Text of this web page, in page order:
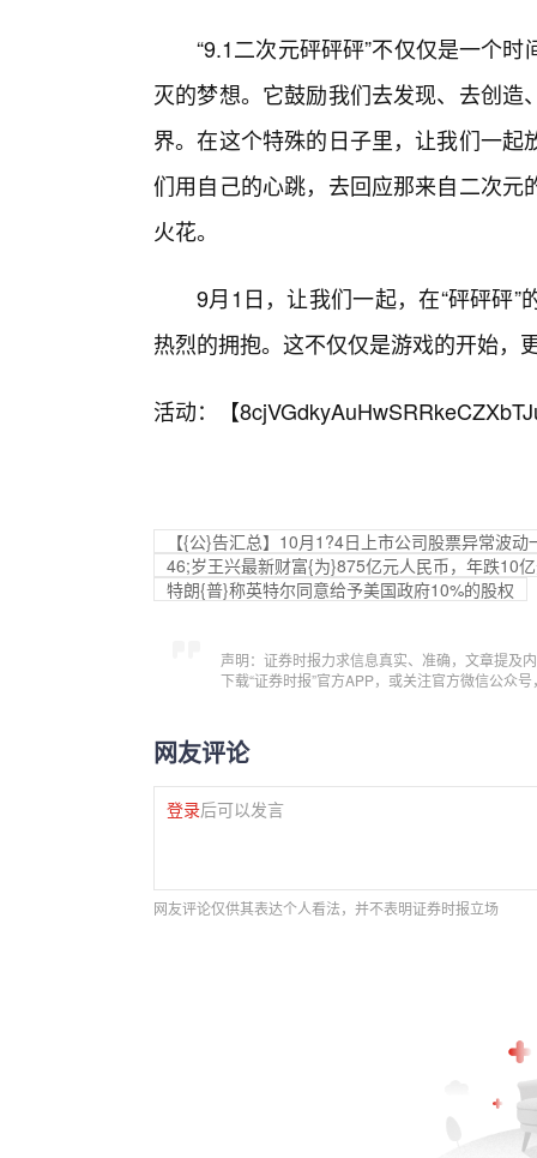
“9.1二次元砰砰砰”不仅仅是一个
灭的梦想。它鼓励我们去发现、去创
界。在这个特殊的日子里，让我们一
们用自己的心跳，去回应那来自二次
火花。
9月1日，让我们一起，在“砰砰砰
热烈的拥抱。这不仅仅是游戏的开始，
活动：【
【{公}告汇总】10月1?4日上市公司股票异常波动
46;岁王兴最新财富{为}875亿元人民币，年跌10
特朗{普}称英特尔同意给予美国政府10%的股权
声明：证券时报力求信息真实、准确，文章提及
下载“证券时报”官方APP，或关注官方微信公众
网友评论
登录后可以发言
网友评论仅供其表达个人看法，并不表明证券时报立场